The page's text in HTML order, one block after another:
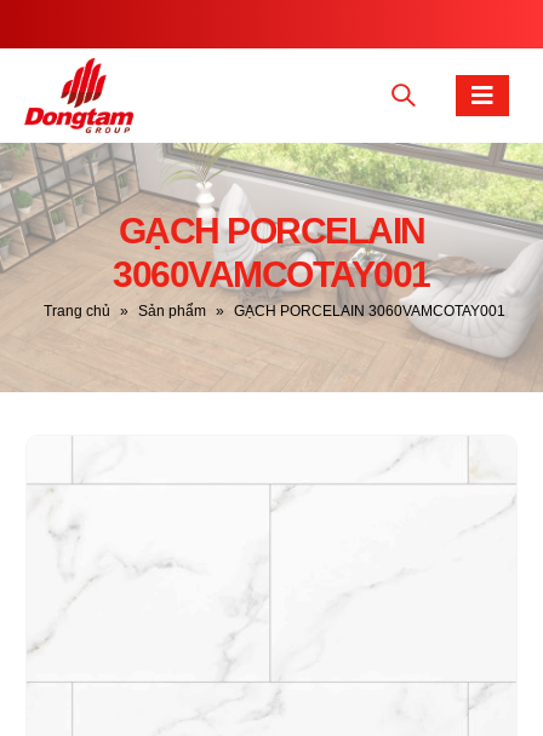
GẠCH PORCELAIN
3060VAMCOTAY001
Trang chủ » Sản phẩm » GẠCH PORCELAIN 3060VAMCOTAY001